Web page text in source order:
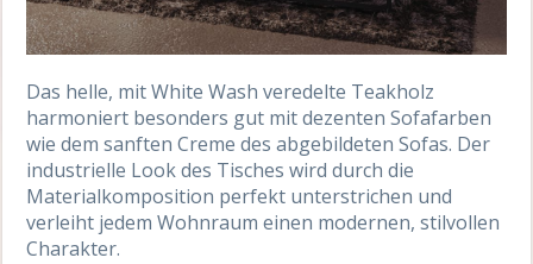
Das helle, mit White Wash veredelte Teakholz
harmoniert besonders gut mit dezenten Sofafarben
wie dem sanften Creme des abgebildeten Sofas. Der
industrielle Look des Tisches wird durch die
Materialkomposition perfekt unterstrichen und
verleiht jedem Wohnraum einen modernen, stilvollen
Charakter.